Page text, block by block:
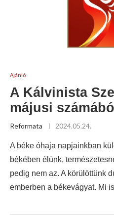
Ajánló
A Kálvinista
májusi számából
Reformata 2024.05.24.
A béke óhaja napjainkban
békében élünk,
pedig nem az. A körülöttünk
emberben a békevágyat. Mi